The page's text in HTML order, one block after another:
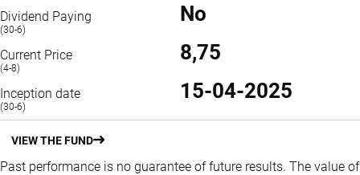
Dividend Paying
(30-6)
No
Current Price
(4-8)
8,75
Inception date
(30-6)
15-04-2025
VIEW THE FUND
Past performance is no guarantee of future results. The value of